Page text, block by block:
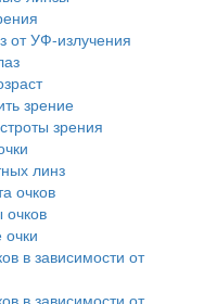
от УФ-излучения
зрение
зрения
линз
очков
в зависимости от